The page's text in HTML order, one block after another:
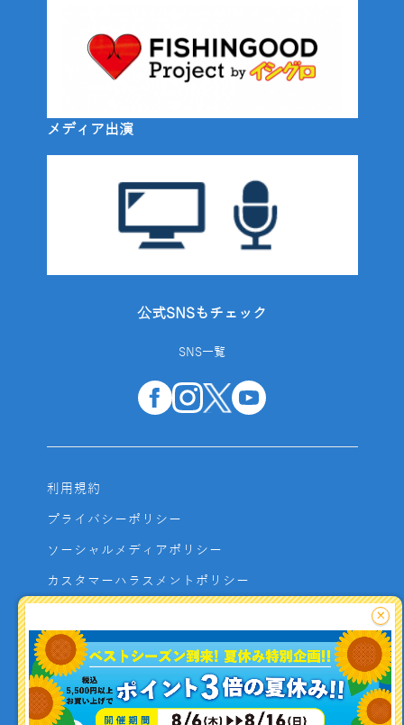
メディア出演
公式SNSもチェック
SNS一覧
利用規約
プライバシーポリシー
ソーシャルメディアポリシー
カスタマーハラスメントポリシー
よくあるご質問
お問い合わせ
利用者資金の保全方法
×